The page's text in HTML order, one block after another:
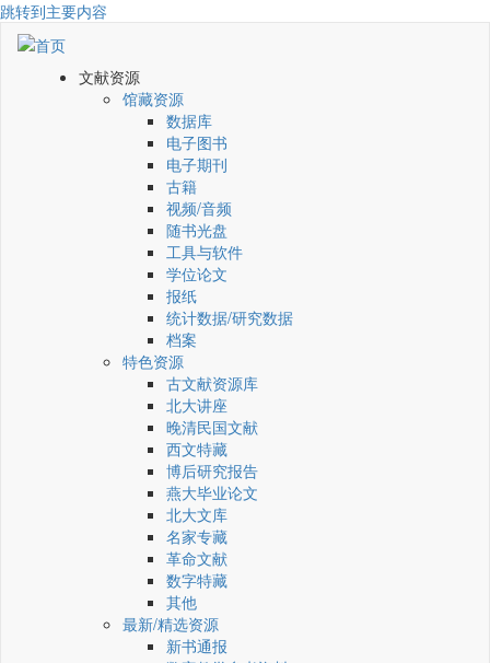
跳转到主要内容
文献资源
馆藏资源
数据库
电子图书
电子期刊
古籍
视频/音频
随书光盘
工具与软件
学位论文
报纸
统计数据/研究数据
档案
特色资源
古文献资源库
北大讲座
晚清民国文献
西文特藏
博后研究报告
燕大毕业论文
北大文库
名家专藏
革命文献
数字特藏
其他
最新/精选资源
新书通报